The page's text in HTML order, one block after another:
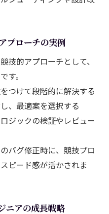
プローチの実例
技的アプローチとして、
す。
つけて段階的に解決する
、最適案を選択する
ジックの検証やレビュー
バグ修正時に、競技プロ
ピード感が活かされま
ニアの成長戦略